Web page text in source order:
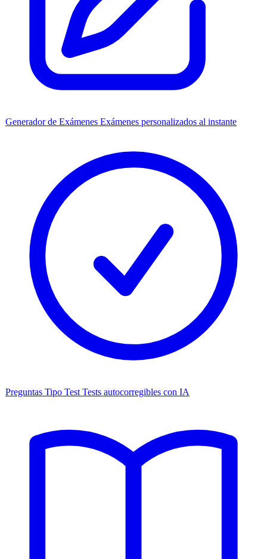
Generador de Exámenes Exámenes personalizados al instante
Preguntas Tipo Test Tests autocorregibles con IA